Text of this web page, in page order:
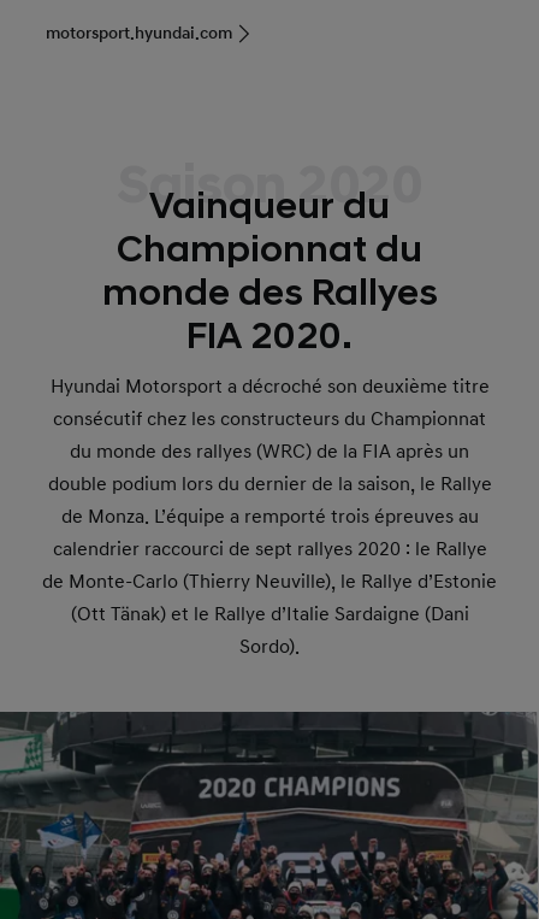
motorsport.hyundai.com
Saison 2020
Vainqueur du
Championnat du
monde des Rallyes
FIA 2020.
Hyundai Motorsport a décroché son deuxième titre
consécutif chez les constructeurs du Championnat
du monde des rallyes (WRC) de la FIA après un
double podium lors du dernier de la saison, le Rallye
de Monza. L’équipe a remporté trois épreuves au
calendrier raccourci de sept rallyes 2020 : le Rallye
de Monte-Carlo (Thierry Neuville), le Rallye d’Estonie
(Ott Tänak) et le Rallye d’Italie Sardaigne (Dani
Sordo).